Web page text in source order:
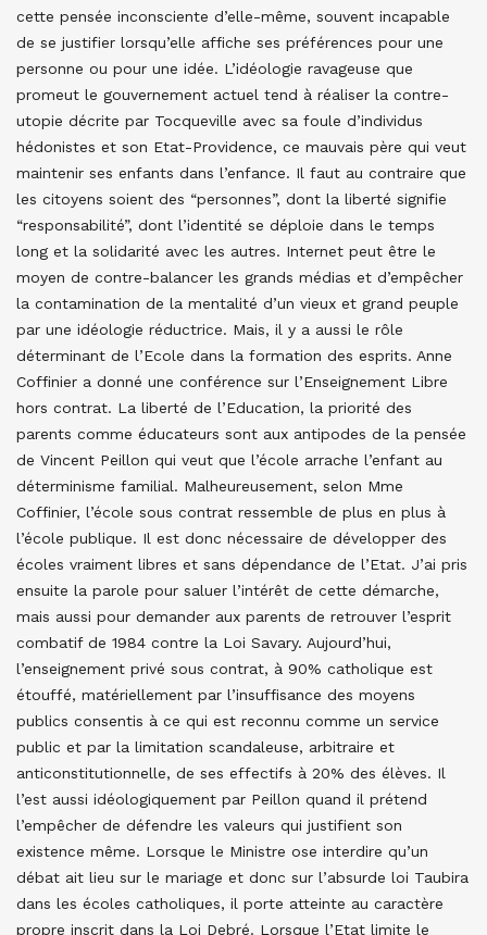
cette pensée inconsciente d’elle-même, souvent incapable
de se justifier lorsqu’elle affiche ses préférences pour une
personne ou pour une idée. L’idéologie ravageuse que
promeut le gouvernement actuel tend à réaliser la contre-
utopie décrite par Tocqueville avec sa foule d’individus
hédonistes et son Etat-Providence, ce mauvais père qui veut
maintenir ses enfants dans l’enfance. Il faut au contraire que
les citoyens soient des “personnes”, dont la liberté signifie
“responsabilité”, dont l’identité se déploie dans le temps
long et la solidarité avec les autres. Internet peut être le
moyen de contre-balancer les grands médias et d’empêcher
la contamination de la mentalité d’un vieux et grand peuple
par une idéologie réductrice. Mais, il y a aussi le rôle
déterminant de l’Ecole dans la formation des esprits. Anne
Coffinier a donné une conférence sur l’Enseignement Libre
hors contrat. La liberté de l’Education, la priorité des
parents comme éducateurs sont aux antipodes de la pensée
de Vincent Peillon qui veut que l’école arrache l’enfant au
déterminisme familial. Malheureusement, selon Mme
Coffinier, l’école sous contrat ressemble de plus en plus à
l’école publique. Il est donc nécessaire de développer des
écoles vraiment libres et sans dépendance de l’Etat. J’ai pris
ensuite la parole pour saluer l’intérêt de cette démarche,
mais aussi pour demander aux parents de retrouver l’esprit
combatif de 1984 contre la Loi Savary. Aujourd’hui,
l’enseignement privé sous contrat, à 90% catholique est
étouffé, matériellement par l’insuffisance des moyens
publics consentis à ce qui est reconnu comme un service
public et par la limitation scandaleuse, arbitraire et
anticonstitutionnelle, de ses effectifs à 20% des élèves. Il
l’est aussi idéologiquement par Peillon quand il prétend
l’empêcher de défendre les valeurs qui justifient son
existence même. Lorsque le Ministre ose interdire qu’un
débat ait lieu sur le mariage et donc sur l’absurde loi Taubira
dans les écoles catholiques, il porte atteinte au caractère
propre inscrit dans la Loi Debré. Lorsque l’Etat limite le